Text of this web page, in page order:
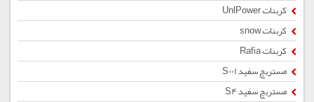
کربنات UnlPower
کربنات snow
کربنات Rafia
مستربچ سفید S001
مستربچ سفید S4